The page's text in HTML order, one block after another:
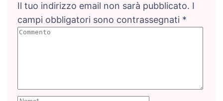
Il tuo indirizzo email non sarà pubblicato. I
campi obbligatori sono contrassegnati *